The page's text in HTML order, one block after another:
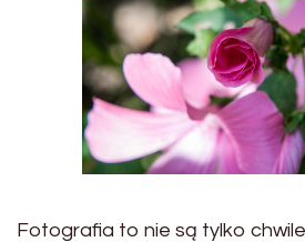
Fotografia to nie są tylko